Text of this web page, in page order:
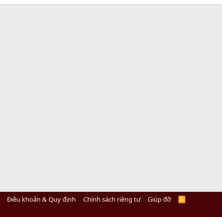
Điều khoản & Quy định Chính sách riêng tư Giúp đỡ
R